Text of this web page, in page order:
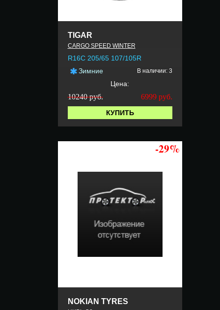
TIGAR
CARGO SPEED WINTER
R16C 205/65 107/105R
Зимние
В наличии: 3
Цена:
10240 руб. 6999 руб.
КУПИТЬ
-29%
NOKIAN TYRES